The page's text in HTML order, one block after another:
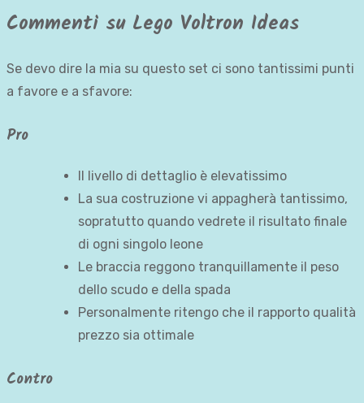
Commenti su Lego Voltron Ideas
Se devo dire la mia su questo set ci sono tantissimi punti
a favore e a sfavore:
Pro
Il livello di dettaglio è elevatissimo
La sua costruzione vi appagherà tantissimo,
sopratutto quando vedrete il risultato finale
di ogni singolo leone
Le braccia reggono tranquillamente il peso
dello scudo e della spada
Personalmente ritengo che il rapporto qualità
prezzo sia ottimale
Contro